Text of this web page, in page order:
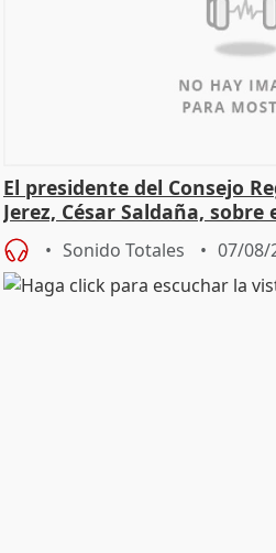
El presidente del Consejo
Jerez, César Saldaña,
Sonido Totales 07/08/